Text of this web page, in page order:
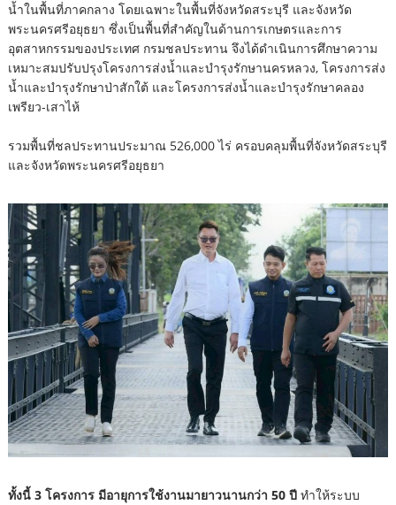
น้ำในพื้นที่ภาคกลาง โดยเฉพาะในพื้นที่จังหวัดสระบุรี และจังหวัด
พระนครศรีอยุธยา ซึ่งเป็นพื้นที่สำคัญในด้านการเกษตรและการ
อุตสาหกรรมของประเทศ กรมชลประทาน จึงได้ดำเนินการศึกษาความ
เหมาะสมปรับปรุงโครงการส่งน้ำและบำรุงรักษานครหลวง, โครงการส่ง
น้ำและบำรุงรักษาป่าสักใต้ และโครงการส่งน้ำและบำรุงรักษาคลอง
เพรียว-เสาไห้
รวมพื้นที่ชลประทานประมาณ 526,000 ไร่ ครอบคลุมพื้นที่จังหวัดสระบุรี
และจังหวัดพระนครศรีอยุธยา
ทั้งนี้ 3 โครงการ มีอายุการใช้งานมายาวนานกว่า 50 ปีทำให้ระบบ